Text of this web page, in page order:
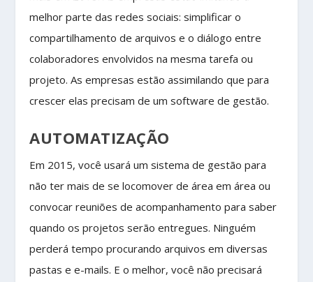
melhor parte das redes sociais: simplificar o
compartilhamento de arquivos e o diálogo entre
colaboradores envolvidos na mesma tarefa ou
projeto. As empresas estão assimilando que para
crescer elas precisam de um software de gestão.
AUTOMATIZAÇÃO
Em 2015, você usará um sistema de gestão para
não ter mais de se locomover de área em área ou
convocar reuniões de acompanhamento para saber
quando os projetos serão entregues. Ninguém
perderá tempo procurando arquivos em diversas
pastas e e-mails. E o melhor, você não precisará